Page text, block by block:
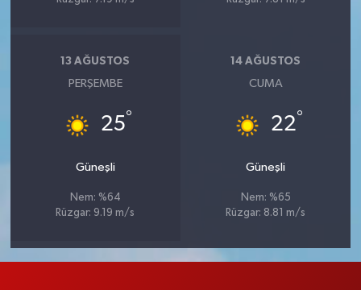
13 AĞUSTOS
PERŞEMBE
25°
Güneşli
Nem: %64
Rüzgar: 9.19 m/s
14 AĞUSTOS
CUMA
22°
Güneşli
Nem: %65
Rüzgar: 8.81 m/s